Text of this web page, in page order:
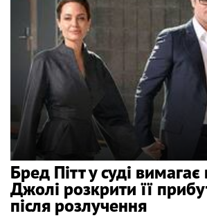
Бред Пітт у суді вимагає
Джолі розкрити її
після розлучення